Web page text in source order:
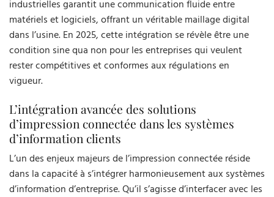
industrielles garantit une communication fluide entre
matériels et logiciels, offrant un véritable maillage digital
dans l’usine. En 2025, cette intégration se révèle être une
condition sine qua non pour les entreprises qui veulent
rester compétitives et conformes aux régulations en
vigueur.
L’intégration avancée des solutions
d’impression connectée dans les systèmes
d’information clients
L’un des enjeux majeurs de l’impression connectée réside
dans la capacité à s’intégrer harmonieusement aux systèmes
d’information d’entreprise. Qu’il s’agisse d’interfacer avec les